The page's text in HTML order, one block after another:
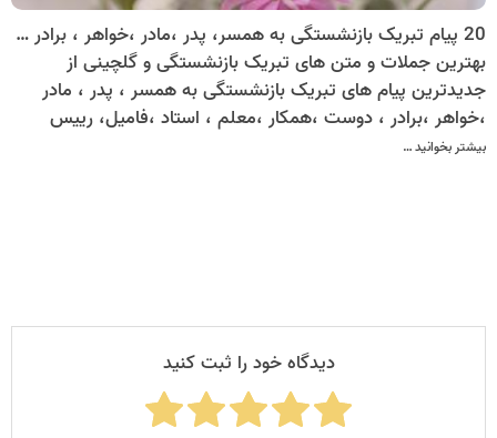
20 پیام تبریک بازنشستگی به همسر، پدر ،مادر ،خواهر ، برادر ، دوست ، همکار ،معلم ،استاد ، فامیل ،رییس
بهترین جملات و متن های تبریک بازنشستگی و گلچینی از
جدیدترین پیام های تبریک بازنشستگی به همسر ، پدر ، مادر
،خواهر ،برادر ، دوست ،همکار ،معلم ، استاد ،فامیل، رییس
بیشتر بخوانید …
دیدگاه خود را ثبت کنید